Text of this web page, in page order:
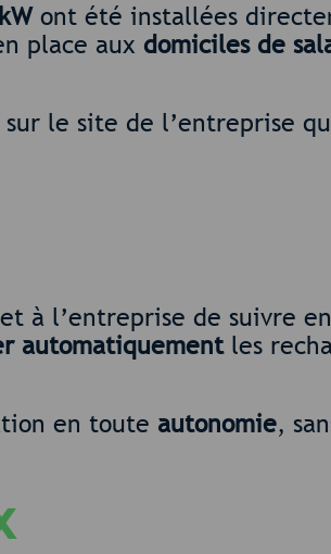
ont été installées
place aux domiciles de
le site de l’entreprise
à l’entreprise de suivre
automatiquementles
en toute autonomie,